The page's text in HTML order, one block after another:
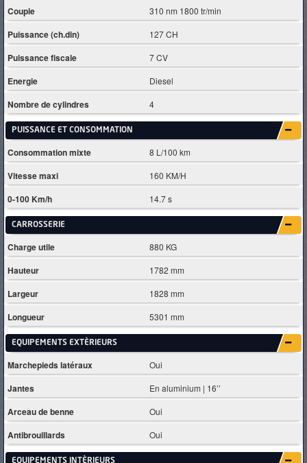
Couple 310 nm 1800 tr/min
Puissance (ch.din) 127 CH
Puissance fiscale 7 CV
Energie Diesel
Nombre de cylindres 4
PUISSANCE ET CONSOMMATION
Consommation mixte 8 L/100 km
Vitesse maxi 160 KM/H
0-100 Km/h 14.7 s
CARROSSERIE
Charge utile 880 KG
Hauteur 1782 mm
Largeur 1828 mm
Longueur 5301 mm
EQUIPEMENTS EXTÈRIEURS
Marchepieds latéraux Oui
Jantes En aluminium | 16’’
Arceau de benne Oui
Antibrouillards Oui
EQUIPEMENTS INTÈRIEURS